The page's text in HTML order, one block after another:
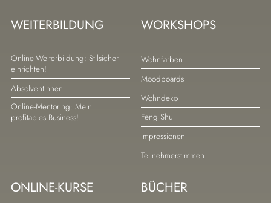
WEITERBILDUNG
Navigation
überspringen
Online-Weiterbildung: Stilsicher
einrichten!
Absolventinnen
Online-Mentoring: Mein
profitables Business!
WORKSHOPS
Navigation
überspringen
Wohnfarben
Moodboards
Wohndeko
Feng Shui
Impressionen
Teilnehmerstimmen
ONLINE-KURSE BÜCHER